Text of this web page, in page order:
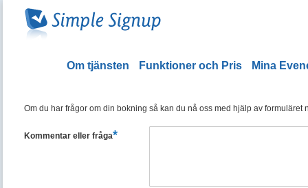
Om tjänsten Funktioner och Pris Mina
Om du har frågor om din bokning så kan du nå oss med hjälp av formuläret
Kommentar eller fråga*